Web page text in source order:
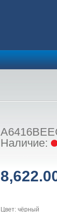
Наличие:
Цвет: чёрный